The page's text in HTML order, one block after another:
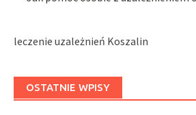
leczenie uzależnień Koszalin
OSTATNIE WPISY